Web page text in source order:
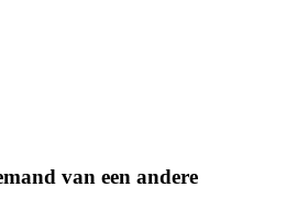
van een andere